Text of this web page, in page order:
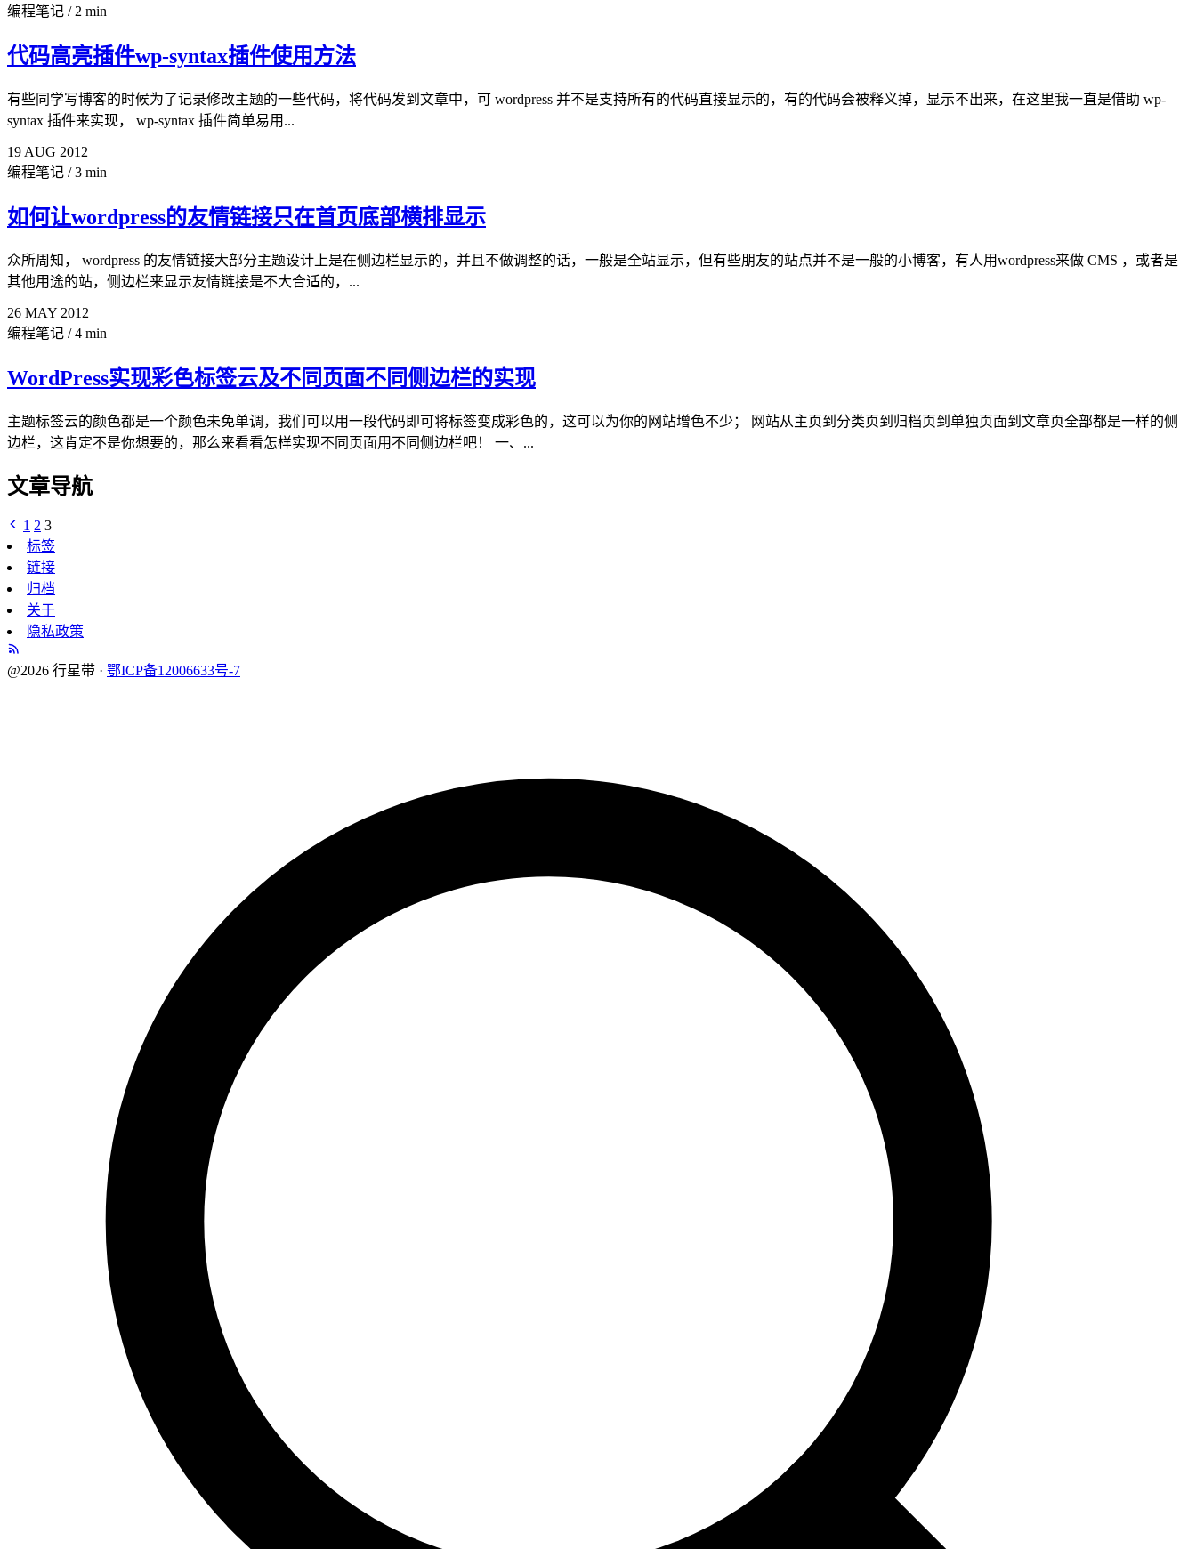
编程笔记 / 2 min
代码高亮插件wp-syntax插件使用方法
有些同学写博客的时候为了记录修改主题的一些代码，将代码发到文章中，可 wordpress 并不是支持所有的代码直接显示的，有的代码会被释义掉，显示不出来，在这里我一直是借助 wp-
syntax 插件来实现， wp-syntax 插件简单易用...
19 AUG 2012
编程笔记 / 3 min
如何让wordpress的友情链接只在首页底部横排显示
众所周知， wordpress 的友情链接大部分主题设计上是在侧边栏显示的，并且不做调整的话，一般是全站显示，但有些朋友的站点并不是一般的小博客，有人用wordpress来做 CMS ，或者是
其他用途的站，侧边栏来显示友情链接是不大合适的，...
26 MAY 2012
编程笔记 / 4 min
WordPress实现彩色标签云及不同页面不同侧边栏的实现
主题标签云的颜色都是一个颜色未免单调，我们可以用一段代码即可将标签变成彩色的，这可以为你的网站增色不少； 网站从主页到分类页到归档页到单独页面到文章页全部都是一样的侧
边栏，这肯定不是你想要的，那么来看看怎样实现不同页面用不同侧边栏吧！ 一、...
文章导航
1 2 3
标签
链接
归档
关于
隐私政策
@2026 行星带 · 鄂ICP备12006633号-7